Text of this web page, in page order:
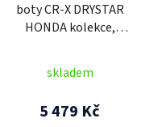
boty CR-X DRYSTAR
HONDA kolekce,
skladem
5 479 Kč